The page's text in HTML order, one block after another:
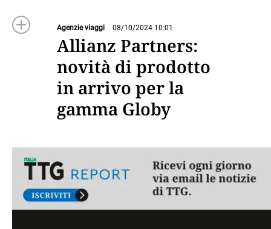
Agenzie viaggi 08/10/2024 10:01
Allianz Partners:
novità di prodotto
in arrivo per la
gamma Globy